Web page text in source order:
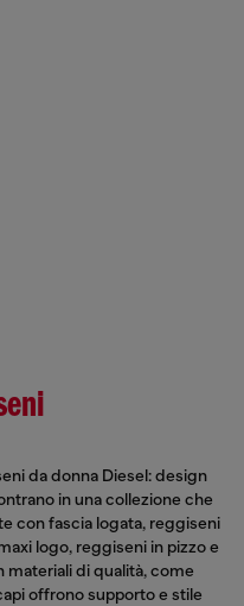
da donna Diesel: design
in una collezione che
con fascia logata, reggiseni
logo, reggiseni in pizzo e
di qualità, come
offrono supporto e stile